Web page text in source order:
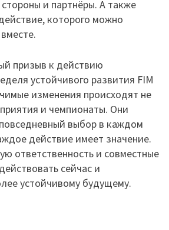
и партнёры. А также
которого можно
призыв к действию
устойчивого развития FIM
изменения происходят не
и чемпионаты. Они
выбор в каждом
действие имеет значение.
ответственность и совместные
сейчас и
устойчивому будущему.